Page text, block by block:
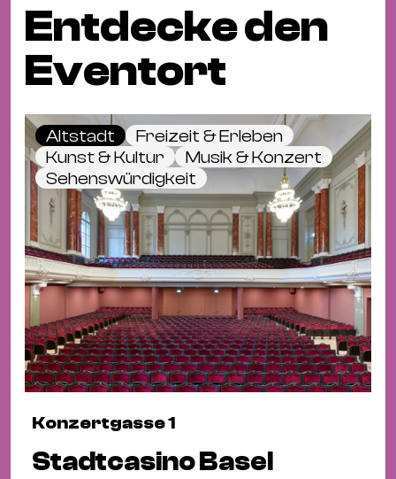
Entdecke den
Eventort
Altstadt
Freizeit & Erleben
Kunst & Kultur
Musik & Konzert
Sehenswürdigkeit
Konzertgasse 1
Stadtcasino Basel